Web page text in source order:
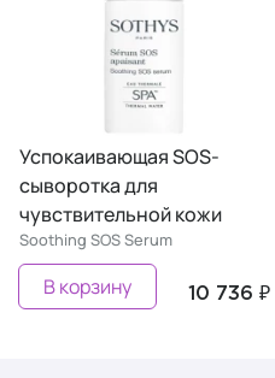
SOS-
для
кожи
SOS Serum
10 736 ₽
В корзину